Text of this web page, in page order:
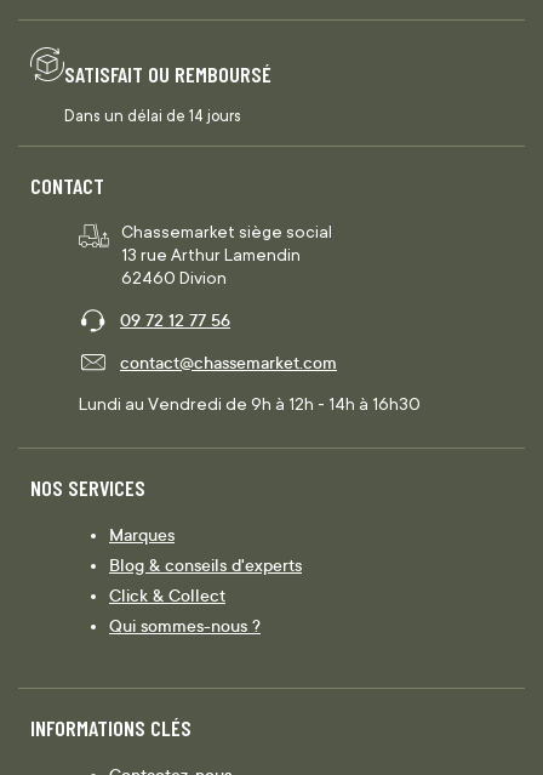
SATISFAIT OU REMBOURSÉ
Dans un délai de 14 jours
CONTACT
Chassemarket siège social
13 rue Arthur Lamendin
62460 Divion
09 72 12 77 56
contact@chassemarket.com
Lundi au Vendredi de 9h à 12h - 14h à 16h30
NOS SERVICES
Marques
Blog & conseils d'experts
Click & Collect
Qui sommes-nous ?
INFORMATIONS CLÉS